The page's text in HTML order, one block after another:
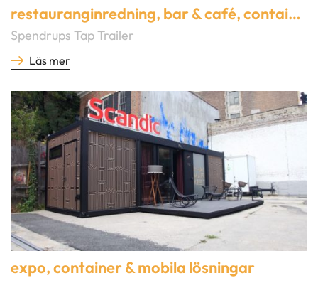
Spendrups Tap Trailer
restauranginredning, bar & café,container & mobila lösningar
Läs mer
expo,container & mobila lösningar